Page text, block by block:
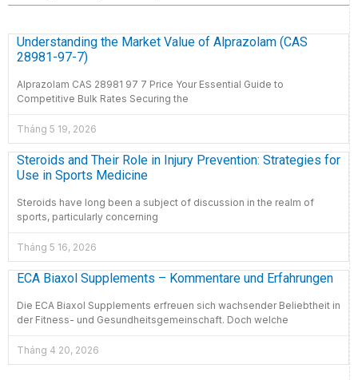
Understanding the Market Value of Alprazolam (CAS
28981-97-7)
Alprazolam CAS 28981 97 7 Price Your Essential Guide to
Competitive Bulk Rates Securing the
Tháng 5 19, 2026
Steroids and Their Role in Injury Prevention: Strategies for
Use in Sports Medicine
Steroids have long been a subject of discussion in the realm of
sports, particularly concerning
Tháng 5 16, 2026
ECA Biaxol Supplements – Kommentare und Erfahrungen
Die ECA Biaxol Supplements erfreuen sich wachsender Beliebtheit in
der Fitness- und Gesundheitsgemeinschaft. Doch welche
Tháng 4 20, 2026